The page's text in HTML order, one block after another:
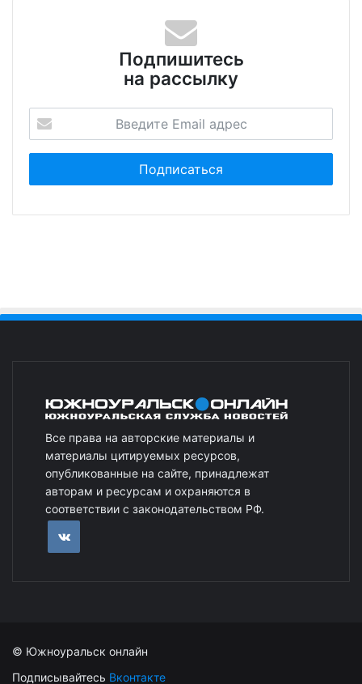
Подпишитесь
на рассылку
Все права на авторские материалы и
материалы цитируемых ресурсов,
опубликованные на сайте, принадлежат
авторам и ресурсам и охраняются в
соответствии с законодательством РФ.
© Южноуральск онлайн
Подписывайтесь Вконтакте